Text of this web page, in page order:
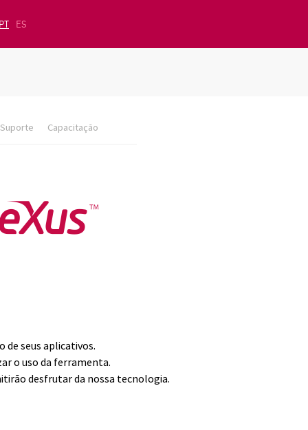
ES
Suporte Capacitação
de seus aplicativos.
o uso da ferramenta.
desfrutar da nossa tecnologia.